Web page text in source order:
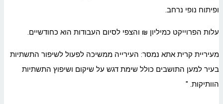
ופיתוח נופי נרחב.
עלות הפרוייקט כמיליון ₪ והצפי לסיום העבודות הוא כחודשיים.
מעיריית קרית אתא נמסר: העירייה ממשיכה לפעול לשיפור התשתיות
בעיר למען התושבים כולל שימת דגש על שיקום ושיפוץ התשתיות
הוותיקות. "